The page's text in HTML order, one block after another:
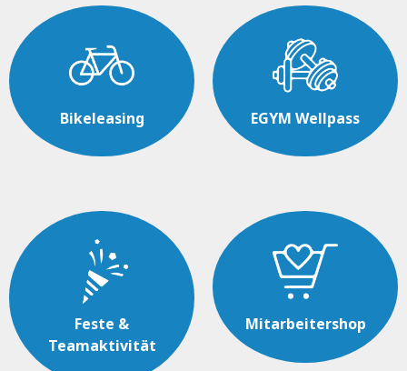
Bikeleasing EGYM Wellpass
Feste &
Teamaktivität
Mitarbeitershop